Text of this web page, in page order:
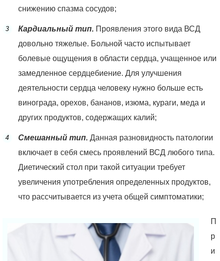
снижению спазма сосудов;
Кардиальный тип. Проявления этого вида ВСД
довольно тяжелые. Больной часто испытывает
болевые ощущения в области сердца, учащенное или
замедленное сердцебиение. Для улучшения
деятельности сердца человеку нужно больше есть
винограда, орехов, бананов, изюма, кураги, меда и
других продуктов, содержащих калий;
Смешанный тип. Данная разновидность патологии
включает в себя смесь проявлений ВСД любого типа.
Диетический стол при такой ситуации требует
увеличения употребления определенных продуктов,
что рассчитывается из учета общей симптоматики;
П
р
и